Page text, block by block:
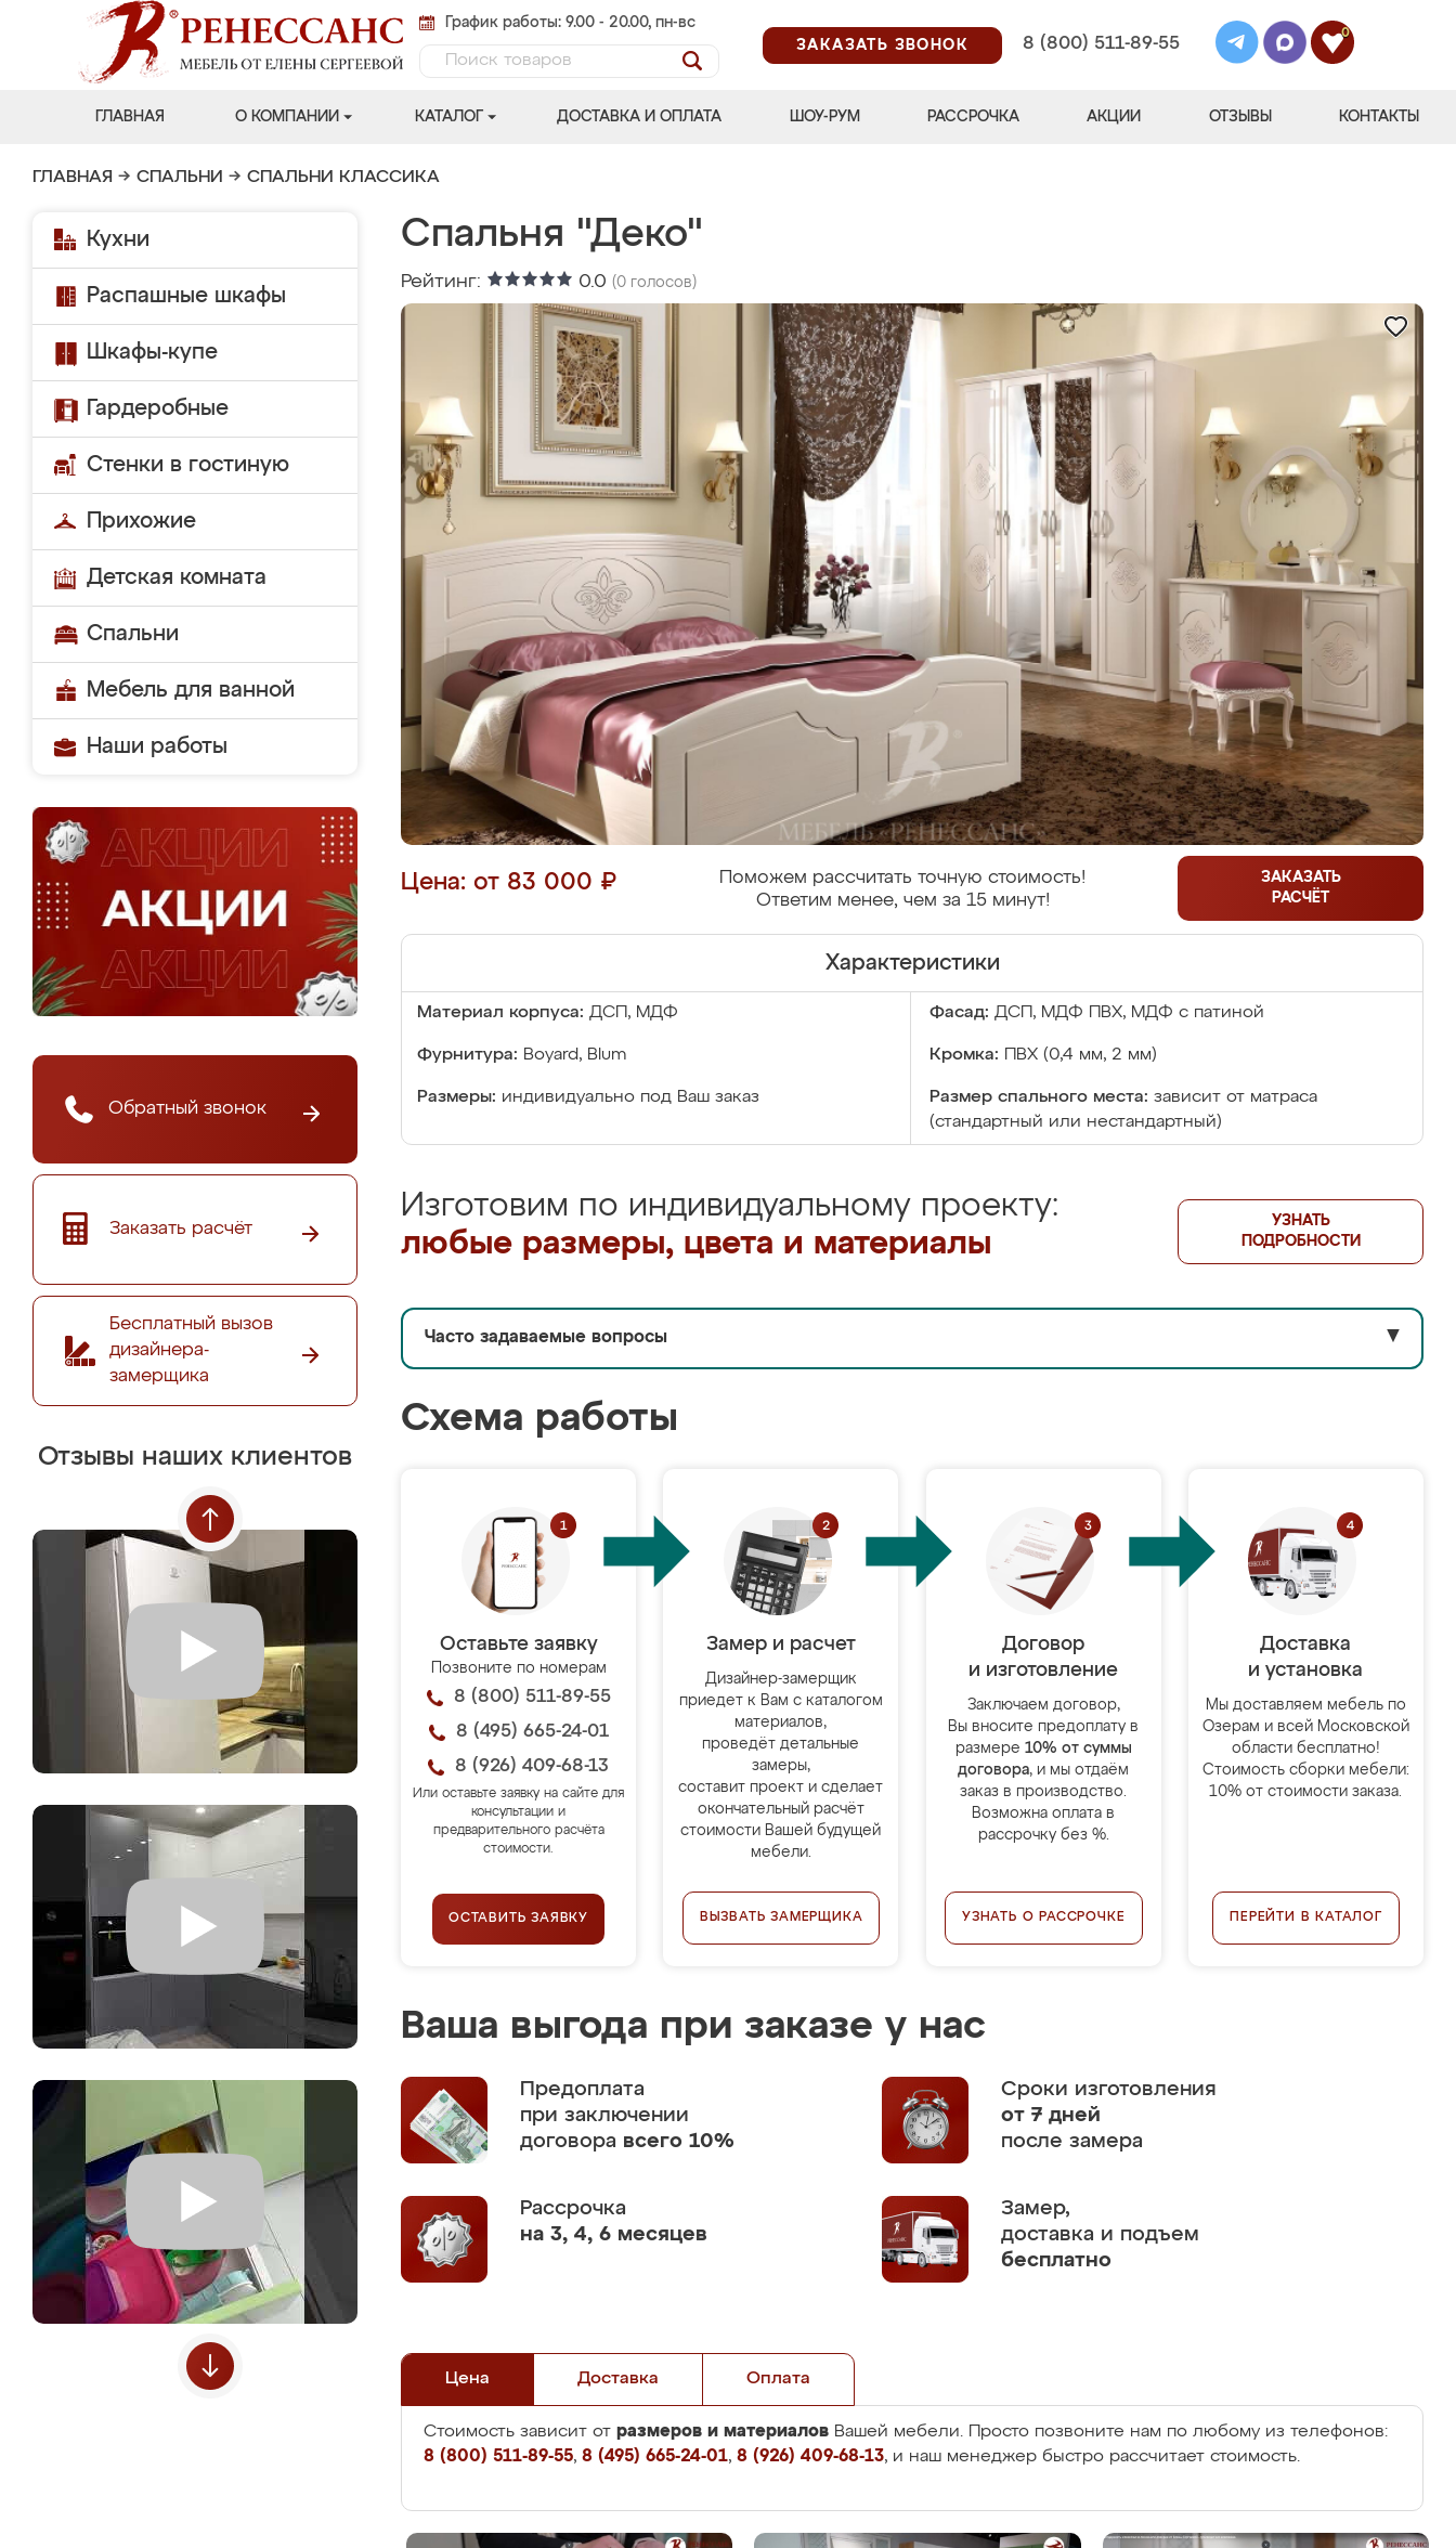
График работы: 9.00 - 20.00, пн-вс
ЗАКАЗАТЬ ЗВОНОК
8 (800) 511-89-55
0
ГЛАВНАЯ О КОМПАНИИ КАТАЛОГ ДОСТАВКА И ОПЛАТА ШОУ-РУМ РАССРОЧКА АКЦИИ ОТЗЫВЫ КОНТАКТЫ
ГЛАВНАЯ → СПАЛЬНИ → СПАЛЬНИ КЛАССИКА
Кухни
Распашные шкафы
Шкафы-купе
Гардеробные
Стенки в гостиную
Прихожие
Детская комната
Спальни
Мебель для ванной
Наши работы
Обратный звонок
Заказать расчёт
Бесплатный вызов
дизайнера-
замерщика
Отзывы наших клиентов
Спальня "Деко"
Рейтинг: 0.0 (0 голосов)
Цена: от 83 000 ₽
Поможем рассчитать точную стоимость!
Ответим менее, чем за 15 минут!
ЗАКАЗАТЬ
РАСЧЁТ
Характеристики
Материал корпуса: ДСП, МДФ Фасад: ДСП, МДФ ПВХ, МДФ с патиной
Фурнитура: Boyard, Blum Кромка: ПВХ (0,4 мм, 2 мм)
Размеры: индивидуально под Ваш заказ Размер спального места: зависит от матраса
(стандартный или нестандартный)
Изготовим по индивидуальному проекту:
любые размеры, цвета и материалы
УЗНАТЬ
ПОДРОБНОСТИ
Часто задаваемые вопросы ▼
Схема работы
Оставьте заявку
Позвоните по номерам
8 (800) 511-89-55
8 (495) 665-24-01
8 (926) 409-68-13
Или оставьте заявку на сайте для
консультации и
предварительного расчёта
стоимости.
ОСТАВИТЬ ЗАЯВКУ
Замер и расчет
Дизайнер-замерщик
приедет к Вам с каталогом
материалов,
проведёт детальные
замеры,
составит проект и сделает
окончательный расчёт
стоимости Вашей будущей
мебели.
ВЫЗВАТЬ ЗАМЕРЩИКА
Договор
и изготовление
Заключаем договор,
Вы вносите предоплату в
размере 10% от суммы
договора, и мы отдаём
заказ в производство.
Возможна оплата в
рассрочку без %.
УЗНАТЬ О РАССРОЧКЕ
Доставка
и установка
Мы доставляем мебель по
Озерам и всей Московской
области бесплатно!
Стоимость сборки мебели:
10% от стоимости заказа.
ПЕРЕЙТИ В КАТАЛОГ
Ваша выгода при заказе у нас
Предоплата
при заключении
договора всего 10%
Сроки изготовления
от 7 дней
после замера
Рассрочка
на 3, 4, 6 месяцев
Замер,
доставка и подъем
бесплатно
Цена Доставка Оплата
Стоимость зависит от размеров и материалов Вашей мебели. Просто позвоните нам по любому из телефонов:
8 (800) 511-89-55, 8 (495) 665-24-01, 8 (926) 409-68-13, и наш менеджер быстро рассчитает стоимость.